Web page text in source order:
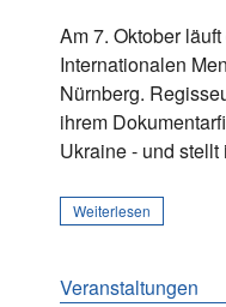
Am 7. Oktober
Internationalen
Nürnberg.
ihrem
Ukraine - und
Weiterlesen
Veranstaltungen